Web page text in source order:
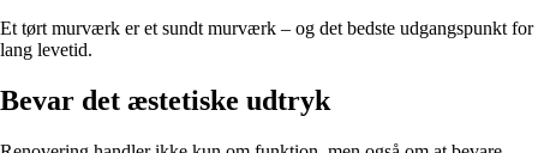
Et tørt murværk er et sundt murværk – og det bedste udgangspunkt for
lang levetid.
Bevar det æstetiske udtryk